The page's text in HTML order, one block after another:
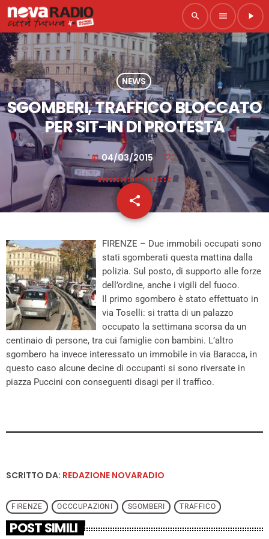
search menu play_arrow
NEWS
SGOMBERI, TRAFFICO BLOCCATO
PER SIT-IN DI PROTESTA
today 04/03/2015
share
email
FIRENZE – Due immobili occupati sono
stati sgomberati questa mattina dalla
polizia. Sul posto, di supporto alle forze
dell’ordine, anche i vigili del fuoco.
Il primo sgombero è stato effettuato in
via Toselli: si tratta di un palazzo
occupato la settimana scorsa da un
centinaio di persone, tra cui famiglie con bambini. L’altro
sgombero ha invece interessato un immobile in via Baracca, in
questo caso alcune decine di occupanti si sono riversate in
piazza Puccini con conseguenti disagi per il traffico.
SCRITTO DA: REDAZIONE NOVARADIO
FIRENZE OCCCUPAZIONI SGOMBERI TRAFFICO
POST SIMILI